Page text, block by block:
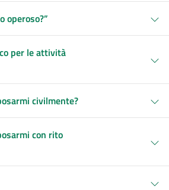
operoso?”
per le attività
civilmente?
con rito